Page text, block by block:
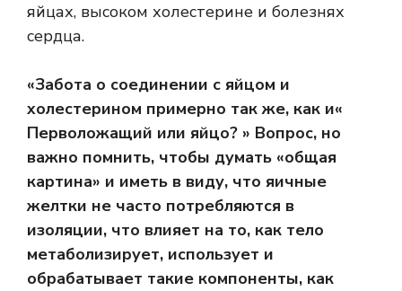
яйцах, высоком холестерине и болезнях
сердца.
«Забота о соединении с яйцом и
холестерином примерно так же, как и«
Перволожащий или яйцо? » Вопрос, но
важно помнить, чтобы думать «общая
картина» и иметь в виду, что яичные
желтки не часто потребляются в
изоляции, что влияет на то, как тело
метаболизирует, использует и
обрабатывает такие компоненты, как